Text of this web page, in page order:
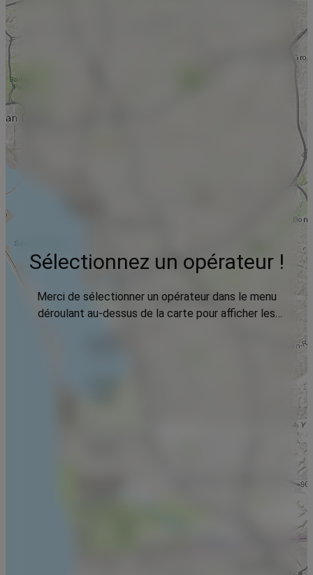
Sélectionnez un opérateur !
Merci de sélectionner un opérateur dans le menu
déroulant au-dessus de la carte pour afficher les